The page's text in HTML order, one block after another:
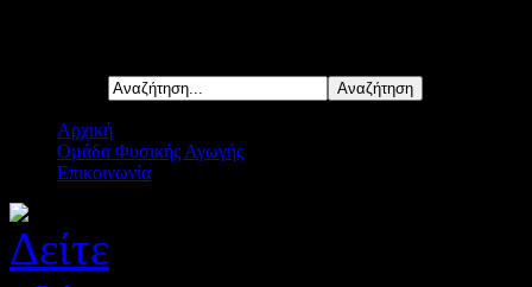
Αρχική
Ομάδα Φυσικής Αγωγής
Επικοινωνία